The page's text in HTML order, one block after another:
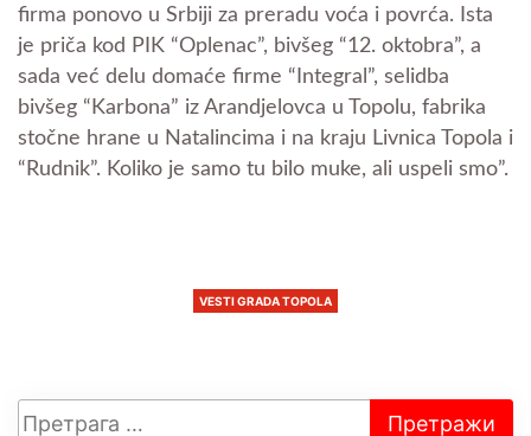
firma ponovo u Srbiji za preradu voća i povrća. Ista
je priča kod PIK “Oplenac”, bivšeg “12. oktobra”, a
sada već delu domaće firme “Integral”, selidba
bivšeg “Karbona” iz Arandjelovca u Topolu, fabrika
stočne hrane u Natalincima i na kraju Livnica Topola i
“Rudnik”. Koliko je samo tu bilo muke, ali uspeli smo”.
VESTI GRADA TOPOLA